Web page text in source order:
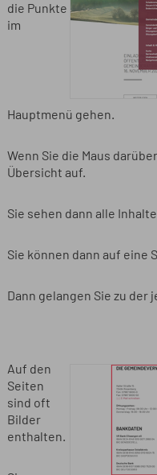
die Punkte
im
Hauptmenü gehen.
Wenn Sie die Maus
Übersicht auf.
Sie sehen dann alle
Sie können dann auf eine
Dann gelangen Sie zu der
Auf den
Seiten
sind oft
Bilder
enthalten.